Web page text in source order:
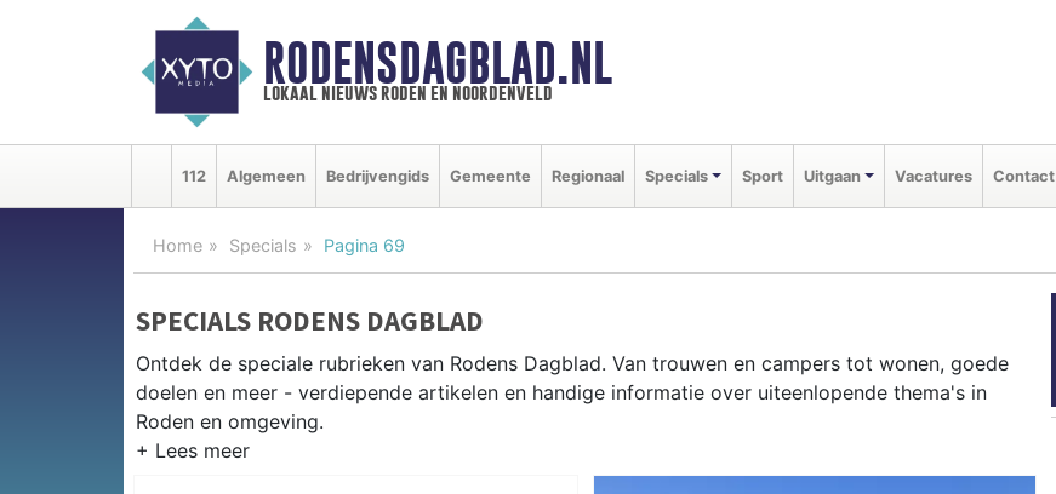
RODENSDAGBLAD.NL
lokaal nieuws roden en noordenveld
112 Algemeen Bedrijvengids Gemeente Regionaal Specials Sport Uitgaan Vacatures Contact
Home Specials Pagina 69
SPECIALS RODENS DAGBLAD
Ontdek de speciale rubrieken van Rodens Dagblad. Van trouwen en campers tot wonen, goede
doelen en meer - verdiepende artikelen en handige informatie over uiteenlopende thema's in
Roden en omgeving.